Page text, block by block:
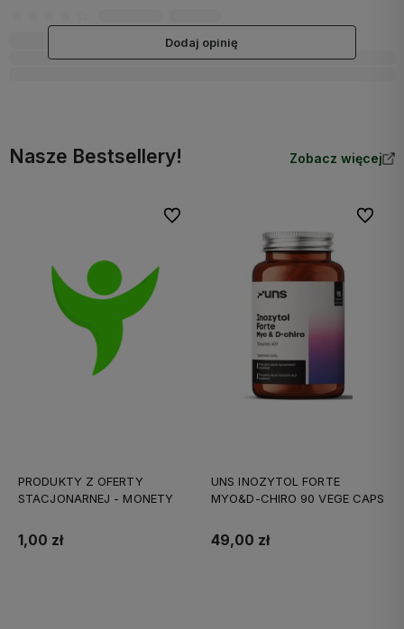
Dodaj opinię
Nasze Bestsellery! Zobacz więcej
PRODUKTY Z OFERTY
STACJONARNEJ - MONETY
1,00 zł
Do ulubionych
UNS INOZYTOL FORTE
MYO&D-CHIRO 90 VEGE CAPS
49,00 zł
Do